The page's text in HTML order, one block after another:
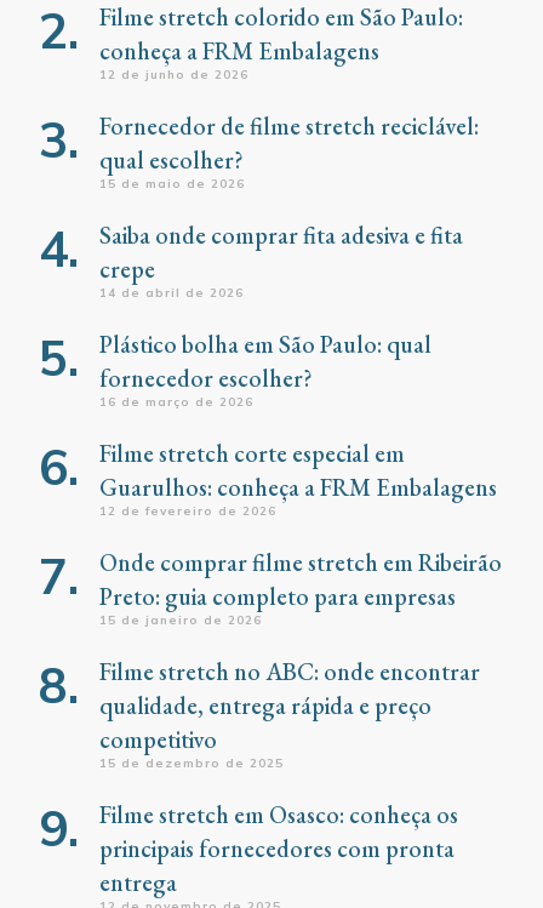
Filme stretch colorido em São Paulo:
conheça a FRM Embalagens
12 de junho de 2026
Fornecedor de filme stretch reciclável:
qual escolher?
15 de maio de 2026
Saiba onde comprar fita adesiva e fita
crepe
14 de abril de 2026
Plástico bolha em São Paulo: qual
fornecedor escolher?
16 de março de 2026
Filme stretch corte especial em
Guarulhos: conheça a FRM Embalagens
12 de fevereiro de 2026
Onde comprar filme stretch em Ribeirão
Preto: guia completo para empresas
15 de janeiro de 2026
Filme stretch no ABC: onde encontrar
qualidade, entrega rápida e preço
competitivo
15 de dezembro de 2025
Filme stretch em Osasco: conheça os
principais fornecedores com pronta
entrega